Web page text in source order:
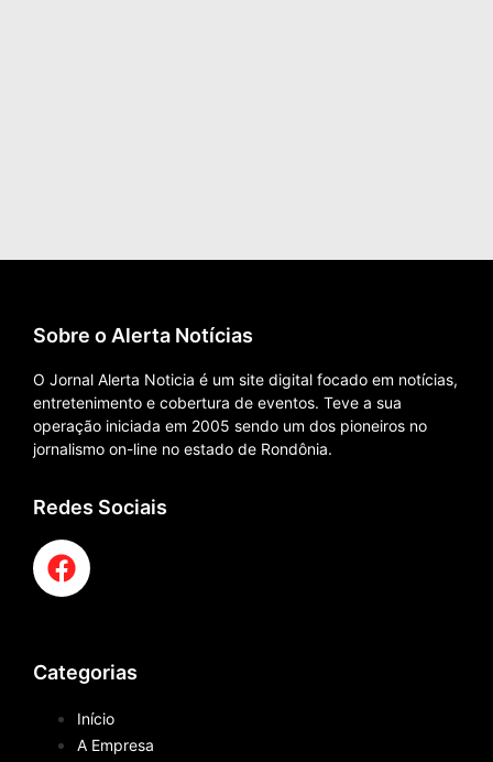
Sobre o Alerta Notícias
O Jornal Alerta Noticia é um site digital focado em notícias,
entretenimento e cobertura de eventos. Teve a sua
operação iniciada em 2005 sendo um dos pioneiros no
jornalismo on-line no estado de Rondônia.
Redes Sociais
Categorias
Início
A Empresa